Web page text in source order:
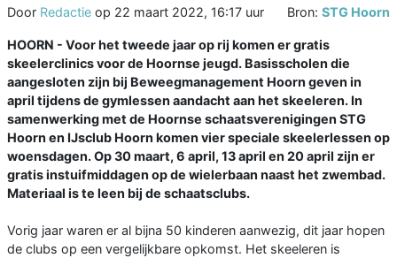
Door Redactie op 22 maart 2022, 16:17 uur Bron: STG Hoorn
HOORN - Voor het tweede jaar op rij komen er gratis
skeelerclinics voor de Hoornse jeugd. Basisscholen die
aangesloten zijn bij Beweegmanagement Hoorn geven in
april tijdens de gymlessen aandacht aan het skeeleren. In
samenwerking met de Hoornse schaatsverenigingen STG
Hoorn en IJsclub Hoorn komen vier speciale skeelerlessen op
woensdagen. Op 30 maart, 6 april, 13 april en 20 april zijn er
gratis instuifmiddagen op de wielerbaan naast het zwembad.
Materiaal is te leen bij de schaatsclubs.
Vorig jaar waren er al bijna 50 kinderen aanwezig, dit jaar hopen
de clubs op een vergelijkbare opkomst. Het skeeleren is